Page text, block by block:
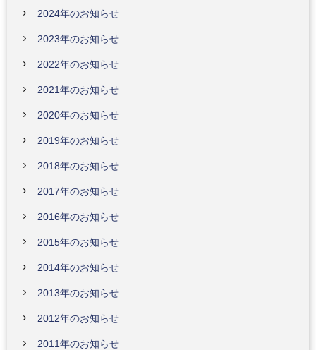
2024年のお知らせ
2023年のお知らせ
2022年のお知らせ
2021年のお知らせ
2020年のお知らせ
2019年のお知らせ
2018年のお知らせ
2017年のお知らせ
2016年のお知らせ
2015年のお知らせ
2014年のお知らせ
2013年のお知らせ
2012年のお知らせ
2011年のお知らせ